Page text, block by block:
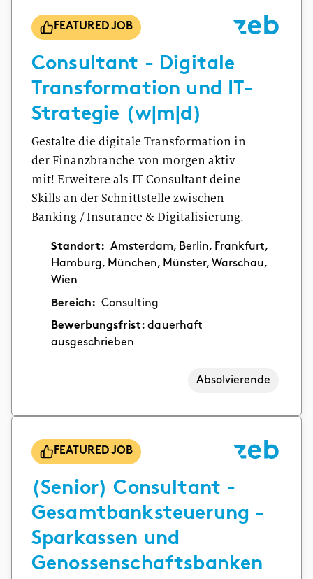
FEATURED JOB
Consultant - Digitale
Transformation und IT-
Strategie (w|m|d)
Gestalte die digitale Transformation in
der Finanzbranche von morgen aktiv
mit! Erweitere als IT Consultant deine
Skills an der Schnittstelle zwischen
Banking / Insurance & Digitalisierung.
Standort: Amsterdam, Berlin, Frankfurt,
Hamburg, München, Münster, Warschau,
Wien
Bereich: Consulting
Bewerbungsfrist:dauerhaft
ausgeschrieben
Absolvierende
FEATURED JOB
(Senior) Consultant -
Gesamtbanksteuerung -
Sparkassen und
Genossenschaftsbanken